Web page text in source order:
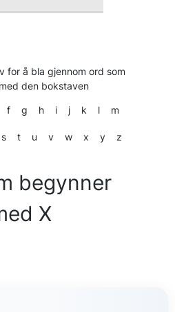
for å bla gjennom ord som
den bokstaven
f g h i j k l m
s t u v w x y z
begynner
X